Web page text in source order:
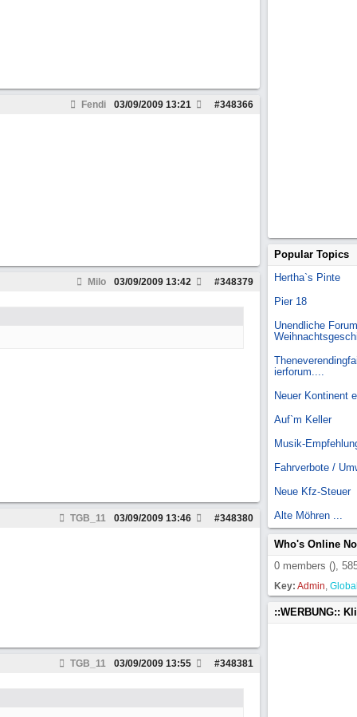
Fendi #348366
03/09/2009 13:21
Milo #348379
03/09/2009 13:42
TGB_11 #348380
03/09/2009 13:46
TGB_11 #348381
03/09/2009 13:55
Popular Topics
Hertha`s Pinte
Pier 18
Unendliche
ierforum....
Neuer Kontinent
Auf`m Keller
Musik-
Fahrverbote /
Neue Kfz-Steuer
Alte Möhren ...
Who's Online
0 members (),
Key: Admin,
::WERBUNG::